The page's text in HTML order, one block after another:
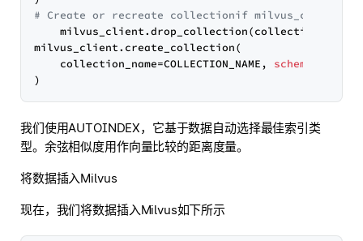
# Create or recreate collectionif
    milvus_client.drop_collection
(collection_name
milvus_client.create_collection(
    collection_name
=COLLECTION_NAME, schema
)
我们使用AUTOINDEX，它基于数据自动选择最佳索引类
型。余弦相似度用作向量比较的距离度量。
将数据插入Milvus
现在，我们将数据插入Milvus如下所示